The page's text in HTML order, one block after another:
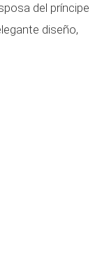
del príncipe
diseño,